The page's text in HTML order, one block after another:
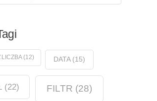
(12) DATA(15)
(22) FILTR (28)